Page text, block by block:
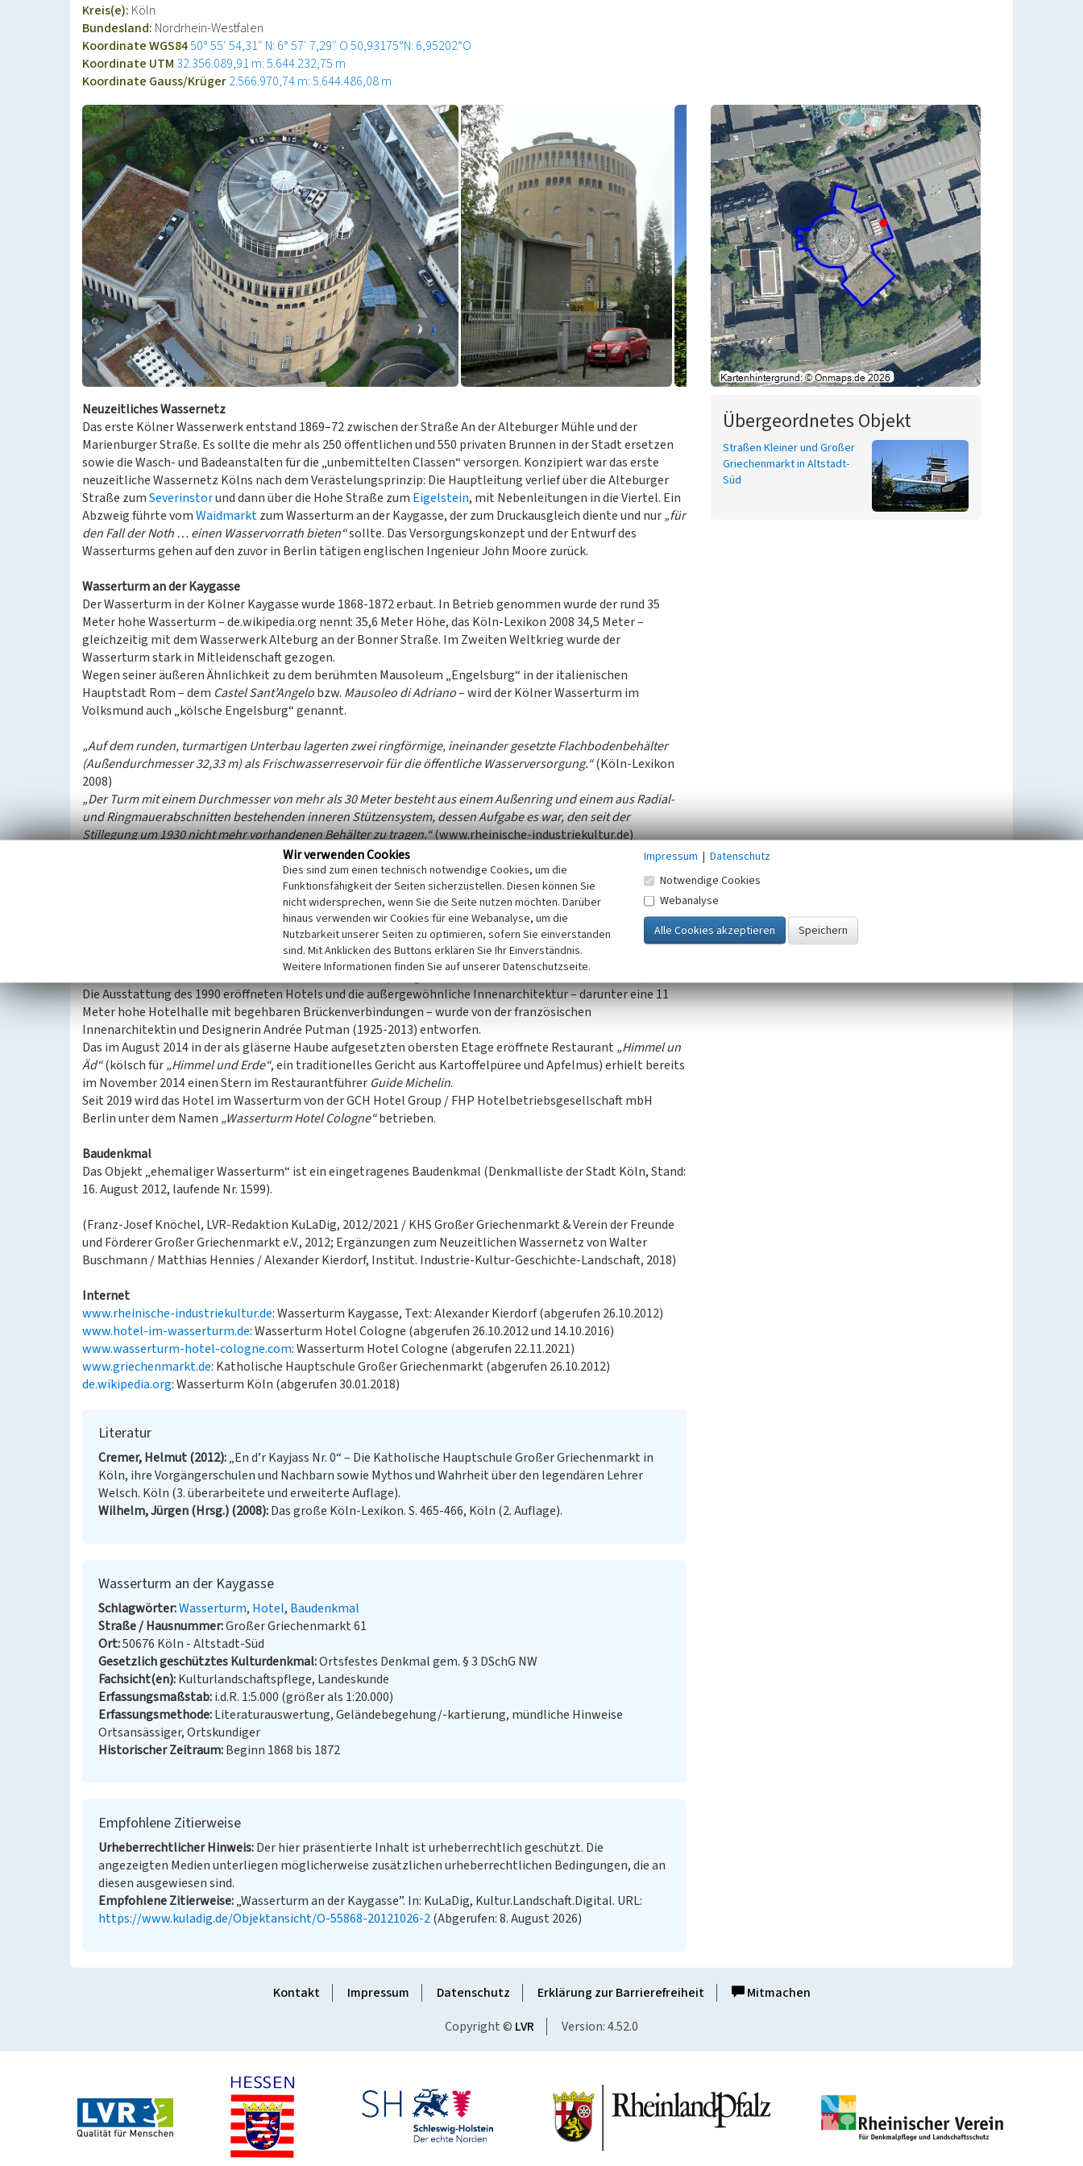
Kreis(e): Köln
Bundesland: Nordrhein-Westfalen
Koordinate WGS8450° 55′ 54,31″ N: 6° 57′ 7,29″ O50,93175°N: 6,95202°O
Koordinate UTM 32.356.089,91 m: 5.644.232,75 m
Koordinate Gauss/Krüger2.566.970,74 m: 5.644.486,08 m
Neuzeitliches Wassernetz
Das erste Kölner Wasserwerk entstand 1869–72 zwischen der Straße An der Alteburger Mühle und der
Marienburger Straße. Es sollte die mehr als 250 öffentlichen und 550 privaten Brunnen in der Stadt ersetzen
sowie die Wasch- und Badeanstalten für die „unbemittelten Classen“ versorgen. Konzipiert war das erste
neuzeitliche Wassernetz Kölns nach dem Verästelungsprinzip: Die Hauptleitung verlief über die Alteburger
Straße zumSeverinstorund dann über die Hohe Straße zum Eigelstein, mit Nebenleitungen in die Viertel. Ein
Abzweig führte vomWaidmarktzum Wasserturm an der Kaygasse, der zum Druckausgleich diente und nur„für
den Fall der Noth … einen Wasservorrath bieten“sollte. Das Versorgungskonzept und der Entwurf des
Wasserturms gehen auf den zuvor in Berlin tätigen englischen Ingenieur John Moore zurück.
Wasserturm an der Kaygasse
Der Wasserturm in der Kölner Kaygasse wurde 1868-1872 erbaut. In Betrieb genommen wurde der rund 35
Meter hohe Wasserturm – de.wikipedia.org nennt 35,6 Meter Höhe, das Köln-Lexikon 2008 34,5 Meter –
gleichzeitig mit dem Wasserwerk Alteburg an der Bonner Straße. Im Zweiten Weltkrieg wurde der
Wasserturm stark in Mitleidenschaft gezogen.
Wegen seiner äußeren Ähnlichkeit zu dem berühmten Mausoleum „Engelsburg“ in der italienischen
Hauptstadt Rom – dem Castel Sant’Angelobzw. Mausoleo di Adriano– wird der Kölner Wasserturm im
Volksmund auch „kölsche Engelsburg“ genannt.
„Auf dem runden, turmartigen Unterbau lagerten zwei ringförmige, ineinander gesetzte Flachbodenbehälter
(Außendurchmesser 32,33 m) als Frischwasserreservoir für die öffentliche Wasserversorgung.“(Köln-Lexikon
2008)
„Der Turm mit einem Durchmesser von mehr als 30 Meter besteht aus einem Außenring und einem aus Radial-
und Ringmauerabschnitten bestehenden inneren Stützensystem, dessen Aufgabe es war, den seit der
Stillegung um 1930 nicht mehr vorhandenen Behälter zu tragen.“(www.rheinische-industriekultur.de)
Nach dem Krieg blieb der Turm über viele Jahrzehnte hin eine „hässliche Ruine“ (Cremer 2012, S. 21). Von
1985-1990 erfolgte die Umwandlung des Wasserturms in ein exklusives First-Class-Luxushotel im – so die
„einst größten Wasserturm Europas“nach Planungen des auf Gastronomie und
Hotellerie spezialisierten Kölner Architekten Konrad L. Heinrich. Hierbei wurden die Rundbogenblenden des
Schafts als Fenster umgestaltet und Zwischendecken eingezogen.
„Die antikische Backsteintragekonstruktion (ist) heute nur mehr im Eingangsbereich erlebbar … Der
Die Ausstattung des 1990 eröffneten Hotels und die außergewöhnliche Innenarchitektur – darunter eine 11
Meter hohe Hotelhalle mit begehbaren Brückenverbindungen – wurde von der französischen
Innenarchitektin und Designerin Andrée Putman (1925-2013) entworfen.
Das im August 2014 in der als gläserne Haube aufgesetzten obersten Etage eröffnete Restaurant „Himmel un
Äd“(kölsch für„Himmel und Erde“, ein traditionelles Gericht aus Kartoffelpüree und Apfelmus) erhielt bereits
im November 2014 einen Stern im Restaurantführer Guide Michelin.
Seit 2019 wird das Hotel im Wasserturm von der GCH Hotel Group / FHP Hotelbetriebsgesellschaft mbH
Berlin unter dem Namen „Wasserturm Hotel Cologne“betrieben.
Baudenkmal
Das Objekt „ehemaliger Wasserturm“ ist ein eingetragenes Baudenkmal (Denkmalliste der Stadt Köln, Stand:
16. August 2012, laufende Nr. 1599).
(Franz-Josef Knöchel, LVR-Redaktion KuLaDig, 2012/2021 / KHS Großer Griechenmarkt & Verein der Freunde
und Förderer Großer Griechenmarkt e.V., 2012; Ergänzungen zum Neuzeitlichen Wassernetz von Walter
Buschmann / Matthias Hennies / Alexander Kierdorf, Institut. Industrie-Kultur-Geschichte-Landschaft, 2018)
Internet
www.rheinische-industriekultur.de: Wasserturm Kaygasse, Text: Alexander Kierdorf (abgerufen 26.10.2012)
www.hotel-im-wasserturm.de: Wasserturm Hotel Cologne (abgerufen 26.10.2012 und 14.10.2016)
www.wasserturm-hotel-cologne.com: Wasserturm Hotel Cologne (abgerufen 22.11.2021)
www.griechenmarkt.de: Katholische Hauptschule Großer Griechenmarkt (abgerufen 26.10.2012)
de.wikipedia.org: Wasserturm Köln (abgerufen 30.01.2018)
Literatur
Cremer, Helmut (2012) „En d’r Kayjass Nr. 0“ – Die Katholische Hauptschule Großer Griechenmarkt in
Köln, ihre Vorgängerschulen und Nachbarn sowie Mythos und Wahrheit über den legendären Lehrer
Welsch. Köln (3. überarbeitete und erweiterte Auflage).
Wilhelm, Jürgen (Hrsg.) (2008) Das große Köln-Lexikon. S. 465-466, Köln (2. Auflage).
Wasserturm an der Kaygasse
Schlagwörter Wasserturm Hotel Baudenkmal
Straße / Hausnummer Großer Griechenmarkt 61
Ort 50676 Köln - Altstadt-Süd
Gesetzlich geschütztes Kulturdenkmal Ortsfestes Denkmal gem. § 3 DSchG NW
Fachsicht(en) Kulturlandschaftspflege, Landeskunde
Erfassungsmaßstab i.d.R. 1:5.000 (größer als 1:20.000)
Erfassungsmethode Literaturauswertung, Geländebegehung/-kartierung, mündliche Hinweise
Ortsansässiger, Ortskundiger
Historischer Zeitraum Beginn 1868 bis 1872
Empfohlene Zitierweise
Urheberrechtlicher Hinweis Der hier präsentierte Inhalt ist urheberrechtlich geschützt. Die
angezeigten Medien unterliegen möglicherweise zusätzlichen urheberrechtlichen Bedingungen, die an
diesen ausgewiesen sind.
Empfohlene Zitierweise „Wasserturm an der Kaygasse”. In: KuLaDig, Kultur.Landschaft.Digital. URL:
https://www.kuladig.de/Objektansicht/O-55868-20121026-2(Abgerufen: 8. August 2026)
Übergeordnetes Objekt
Straßen Kleiner und Großer
Griechenmarkt in Altstadt-
Süd
Kontakt Impressum Datenschutz Erklärung zur Barrierefreiheit
Mitmachen
Copyright © LVR Version: 4.52.0
Wir verwenden Cookies
Dies sind zum einen technisch notwendige Cookies, um die
Funktionsfähigkeit der Seiten sicherzustellen. Diesen können Sie
nicht widersprechen, wenn Sie die Seite nutzen möchten. Darüber
hinaus verwenden wir Cookies für eine Webanalyse, um die
Nutzbarkeit unserer Seiten zu optimieren, sofern Sie einverstanden
sind. Mit Anklicken des Buttons erklären Sie Ihr Einverständnis.
Weitere Informationen finden Sie auf unserer Datenschutzseite.
Impressum | Datenschutz
Notwendige Cookies
Webanalyse